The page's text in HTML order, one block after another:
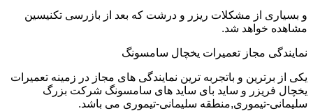
و بسیاری از مشکلات ریزر و درشت که بعد از بازرسی تکنیسین
مشاهده خواهد شد.
نمایندگی مجاز تعمیرات یخچال سامسونگ
یکی از برترین و باتجربه ترین نمایندگی های مجاز در زمینه تعمیرات
یخچال فریزر و ساید بای ساید های سامسونگ شرکت بزرگ
سلیمانی-تیموری,منطقه سلیمانی-تیموری می باشد.